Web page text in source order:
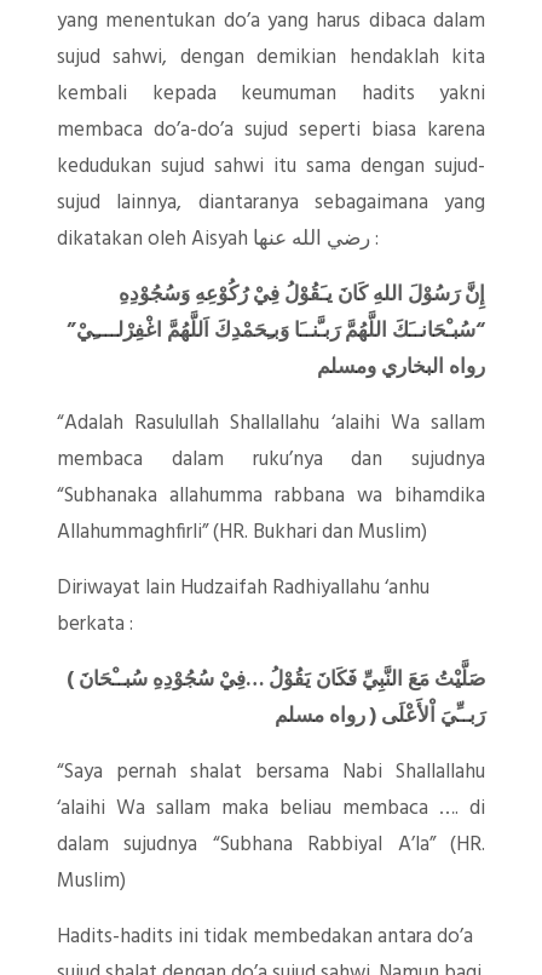
yang menentukan do’a yang harus dibaca dalam
sujud sahwi, dengan demikian hendaklah kita
kembali kepada keumuman hadits yakni
membaca do’a-do’a sujud seperti biasa karena
kedudukan sujud sahwi itu sama dengan sujud-
sujud lainnya, diantaranya sebagaimana yang
dikatakan oleh Aisyah رضي الله عنها :
إِنَّ رَسُوْلَ اللهِ كَانَ يـَقُوْلُ فِيْ رُكُوْعِهِ وَسُجُوْدِهِ
“سُبـْحَانــَكَ اللَّهُمَّ رَبـَّنــَا وَبـِحَمْدِكَ اَللَّهُمَّ اغْفِرْلــــِيْ”
رواه البخاري ومسلم
“Adalah Rasulullah Shallallahu ‘alaihi Wa sallam
membaca dalam ruku’nya dan sujudnya
“Subhanaka allahumma rabbana wa bihamdika
Allahummaghfirli” (HR. Bukhari dan Muslim)
Diriwayat lain Hudzaifah Radhiyallahu ‘anhu
berkata :
( صَلَّيْتُ مَعَ النَّبِيِّ فَكَانَ يَقُوْلُ …فِيْ سُجُوْدِهِ سُبــْحَانَ
رَبــِّيَ اْلأَعْلَى ( رواه مسلم
“Saya pernah shalat bersama Nabi Shallallahu
‘alaihi Wa sallam maka beliau membaca …. di
dalam sujudnya “Subhana Rabbiyal A’la” (HR.
Muslim)
Hadits-hadits ini tidak membedakan antara do’a